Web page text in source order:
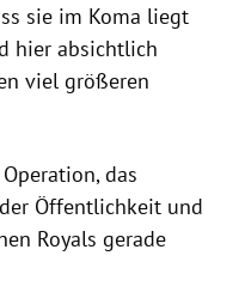
sie im Koma liegt
hier absichtlich
viel größeren
das
Öffentlichkeit und
Royals gerade